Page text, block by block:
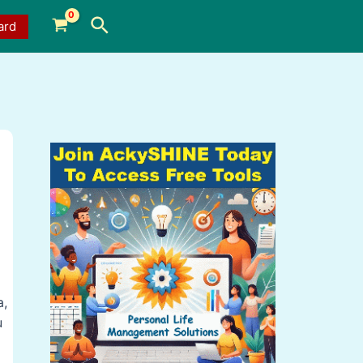
Search